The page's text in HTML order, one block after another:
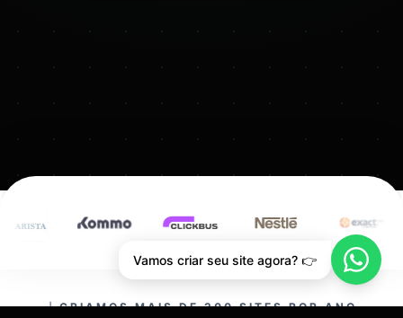
CRIAMOS MAIS DE 200 SITES POR ANO.
Vamos criar seu site agora? 👉